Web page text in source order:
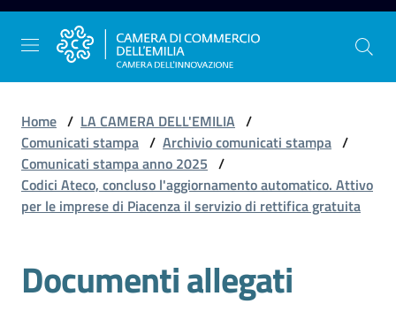
Vai al contenuto
Vai alla navigazione
Vai al footer
La
Camera
dell'Emilia
Gestire
Home / LA CAMERA DELL'EMILIA /
Comunicati stampa / Archivio comunicati stampa /
Comunicati stampa anno 2025 /
Codici Ateco, concluso l'aggiornamento automatico. Attivo
per le imprese di Piacenza il servizio di rettifica gratuita
Documenti allegati